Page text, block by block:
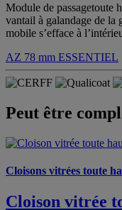
Module de passagetoute
vantail à galandage de
mobile s’efface à
AZ 78 mm ESSENTIEL
Peut être
Cloisons vitrées toute
Cloison vitrée